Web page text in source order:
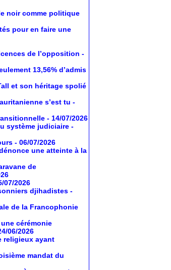
noir comme politique
pour en faire une
de l’opposition -
13,56% d’admis
et son héritage spolié
s’est tu -
- 14/07/2026
système judiciaire -
- 06/07/2026
une atteinte à la
de
07/2026
djihadistes -
de la Francophonie
cérémonie
06/2026
religieux ayant
mandat du